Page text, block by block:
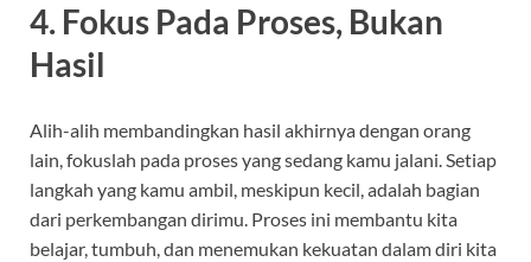
4. Fokus Pada Proses, Bukan
Hasil
Alih-alih membandingkan hasil akhirnya dengan orang
lain, fokuslah pada proses yang sedang kamu jalani. Setiap
langkah yang kamu ambil, meskipun kecil, adalah bagian
dari perkembangan dirimu. Proses ini membantu kita
belajar, tumbuh, dan menemukan kekuatan dalam diri kita